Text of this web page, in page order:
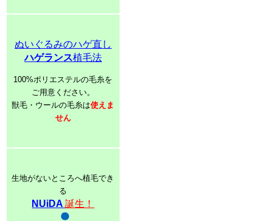
ぬいぐるみのハゲ直し
ハゲランス植毛法
100%ポリエステルの毛糸を
ご用意ください。
獣毛・ウールの毛糸は使えま
せん
生地がないところへ植毛でき
る
NUiDA誕生！